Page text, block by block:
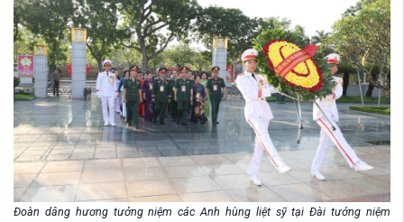
Đoàn dâng hương tưởng niệm các Anh hùng liệt sỹ tại Đài tưởng niệm